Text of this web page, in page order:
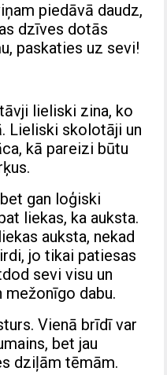
piedāvā daudz,
dzīves dotās
paskaties uz sevi!
lieliski zina, ko
Lieliski skolotāji un
kā pareizi būtu
gan loģiski
liekas, ka auksta.
auksta, nekad
jo tikai patiesas
sevi visu un
mežonīgo dabu.
Vienā brīdī var
bet jau
dziļām tēmām.